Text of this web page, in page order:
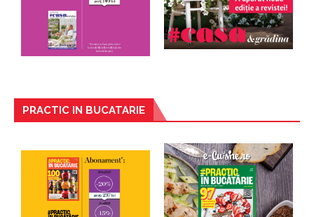
PRACTIC IN BUCATARIE